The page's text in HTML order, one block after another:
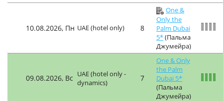
10.08.2026, Пн UAE (hotel only) 8
One &
Only the
Palm Dubai
5*(Пальма
Джумейра)
09.08.2026, Вс UAE (hotel only -
dynamics)
7
One & Only
the Palm
Dubai 5*
(Пальма
Джумейра)